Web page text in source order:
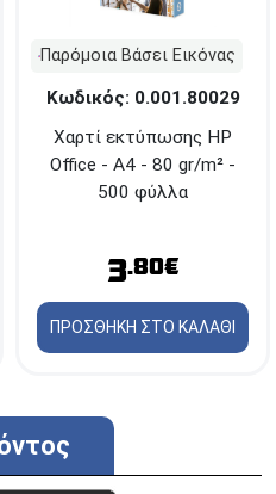
Παρόμοια Βάσει Εικόνας
Κωδικός: 0.001.80029
Χαρτί εκτύπωσης HP
Office - A4 - 80 gr/m² -
500 φύλλα
3.80€
ΠΡΟΣΘΗΚΗ ΣΤΟ ΚΑΛΑΘΙ